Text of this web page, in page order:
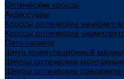
Оптические кроссы
Аксессуары
Кроссы оптические
Кроссы оптические
Патч-панели
Шнур коммутационный
Шнуры оптические
Шнуры оптические